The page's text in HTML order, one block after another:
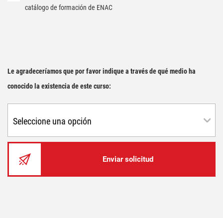
catálogo de formación de ENAC
Le agradeceríamos que por favor indique a través de qué medio ha
conocido la existencia de este curso:
Enviar solicitud